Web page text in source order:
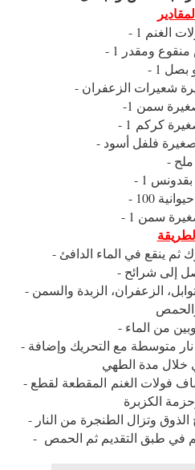
الغنم
منقوع ومقدر
بصل
صغيرة سمن
فلفل أسود
- ملح
بقدونس
حيوانية
صغيرة سمن
إلى شرائح
- في طنجرة يوضع البصل، التوابل، الزعفران، الزبدة والسمن
- تغطى الطنجرة ويطهى على نار متوسطة مع التحريك وإضافة
- عند إقتراب نضج الحمص تضاف فولات الغنم المقطعة لقطع